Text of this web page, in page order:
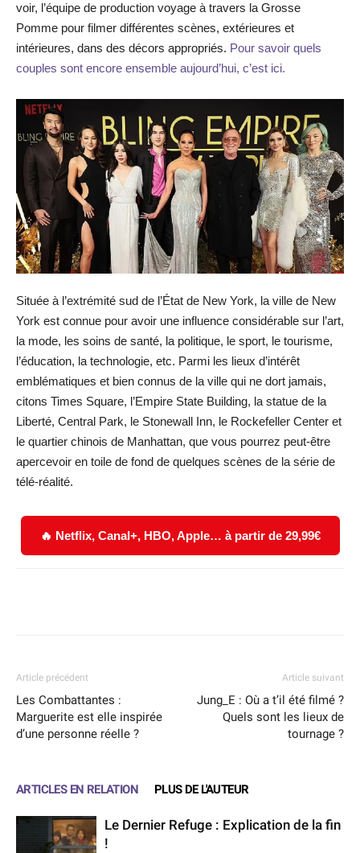
voir, l’équipe de production voyage à travers la Grosse
Pomme pour filmer différentes scènes, extérieures et
intérieures, dans des décors appropriés. Pour savoir quels
couples sont encore ensemble aujourd’hui, c’est ici.
Située à l’extrémité sud de l’État de New York, la ville de New
York est connue pour avoir une influence considérable sur l’art,
la mode, les soins de santé, la politique, le sport, le tourisme,
l’éducation, la technologie, etc. Parmi les lieux d’intérêt
emblématiques et bien connus de la ville qui ne dort jamais,
citons Times Square, l’Empire State Building, la statue de la
Liberté, Central Park, le Stonewall Inn, le Rockefeller Center et
le quartier chinois de Manhattan, que vous pourrez peut-être
apercevoir en toile de fond de quelques scènes de la série de
télé-réalité.
🔥 Netflix, Canal+, HBO, Apple… à partir de 29,99€
Article précédent
Les Combattantes :
Marguerite est elle inspirée
d’une personne réelle ?
Article suivant
Jung_E : Où a t’il été filmé ?
Quels sont les lieux de
tournage ?
ARTICLES EN RELATION PLUS DE L'AUTEUR
Le Dernier Refuge : Explication de la fin
!